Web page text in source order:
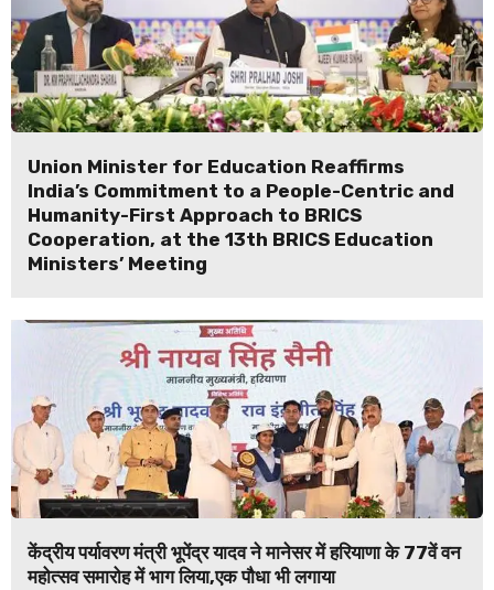
Union Minister for Education Reaffirms
India’s Commitment to a People-Centric and
Humanity-First Approach to BRICS
Cooperation, at the 13th BRICS Education
Ministers’ Meeting
केंद्रीय पर्यावरण मंत्री भूपेंद्र यादव ने मानेसर में हरियाणा के 77वें वन
महोत्सव समारोह में भाग लिया,एक पौधा भी लगाया